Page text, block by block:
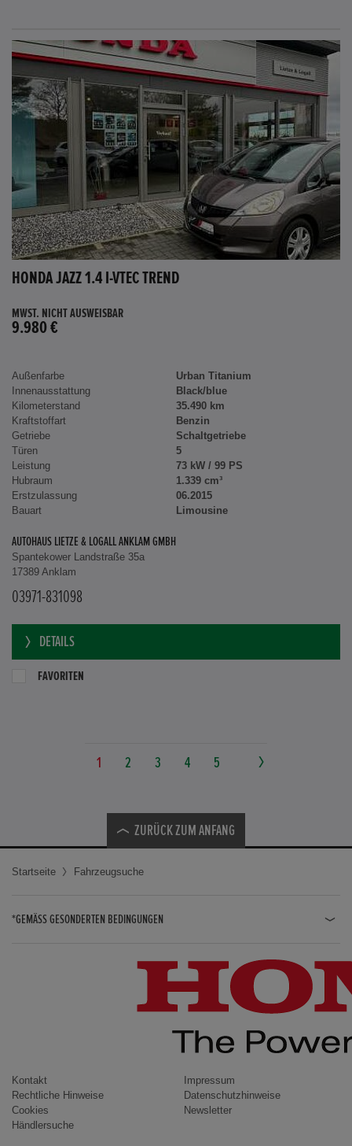
HONDA JAZZ 1.4 I-VTEC TREND
MWST. NICHT AUSWEISBAR
9.980 €
Außenfarbe
Urban Titanium
Innenausstattung
Black/blue
Kilometerstand
35.490 km
Kraftstoffart
Benzin
Getriebe
Schaltgetriebe
Türen
5
Leistung
73 kW / 99 PS
Hubraum
1.339 cm³
Erstzulassung
06.2015
Bauart
Limousine
AUTOHAUS LIETZE & LOGALL ANKLAM GMBH
Spantekower Landstraße 35a
17389 Anklam
03971-831098
DETAILS
FAVORITEN
1 2 3 4 5
ZURÜCK ZUM ANFANG
Startseite Fahrzeugsuche
*GEMÄSS GESONDERTEN BEDINGUNGEN
CIVIC / CIVIC LIMOUSINE
INSIGHT
ACCORD
Kontakt
Impressum
Rechtliche Hinweise
Datenschutzhinweise
Cookies
Newsletter
Händlersuche